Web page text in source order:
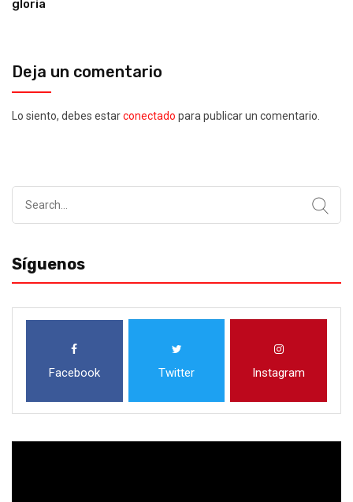
gloria
Deja un comentario
Lo siento, debes estarconectado para publicar un comentario.
Síguenos
Facebook Twitter Instagram